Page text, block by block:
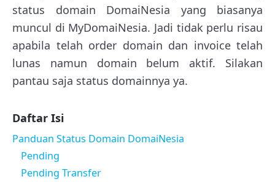
status domain DomaiNesia yang biasanya
muncul di MyDomaiNesia. Jadi tidak perlu risau
apabila telah order domain dan invoice telah
lunas namun domain belum aktif. Silakan
pantau saja status domainnya ya.
Daftar Isi
Panduan Status Domain DomaiNesia
Pending
Pending Transfer